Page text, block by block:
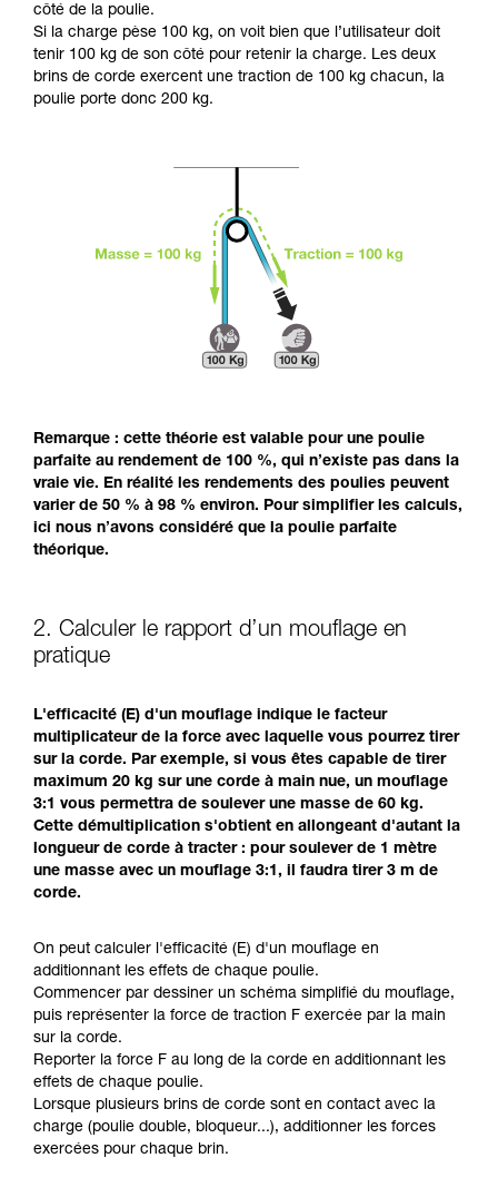
Nous donnons des exemples de techniques
liées à votre activité. Il peut en exister d’autres
que nous ne décrivons pas ici.
côté de la poulie.
Si la charge pèse 100 kg, on voit bien que l’utilisateur doit
tenir 100 kg de son côté pour retenir la charge. Les deux
brins de corde exercent une traction de 100 kg chacun, la
poulie porte donc 200 kg.
Remarque : cette théorie est valable pour une poulie
parfaite au rendement de 100 %, qui n’existe pas dans la
vraie vie. En réalité les rendements des poulies peuvent
varier de 50 % à 98 % environ. Pour simplifier les calculs,
ici nous n’avons considéré que la poulie parfaite
théorique.
2. Calculer le rapport d’un mouflage en
pratique
L'efficacité (E) d'un mouflage indique le facteur
multiplicateur de la force avec laquelle vous pourrez tirer
sur la corde. Par exemple, si vous êtes capable de tirer
maximum 20 kg sur une corde à main nue, un mouflage
3:1 vous permettra de soulever une masse de 60 kg.
Cette démultiplication s'obtient en allongeant d'autant la
longueur de corde à tracter : pour soulever de 1 mètre
une masse avec un mouflage 3:1, il faudra tirer 3 m de
corde.
On peut calculer l'efficacité (E) d'un mouflage en
additionnant les effets de chaque poulie.
Commencer par dessiner un schéma simplifié du mouflage,
puis représenter la force de traction F exercée par la main
sur la corde.
Reporter la force F au long de la corde en additionnant les
effets de chaque poulie.
Lorsque plusieurs brins de corde sont en contact avec la
charge (poulie double, bloqueur...), additionner les forces
exercées pour chaque brin.